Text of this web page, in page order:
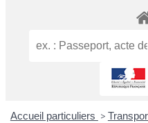
Accueil particuliers >